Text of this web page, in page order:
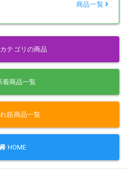
タイトルの「ムービー版」をお求め
)
商品一覧
テゴリの商品
商品一覧
筋商品一覧
HOME